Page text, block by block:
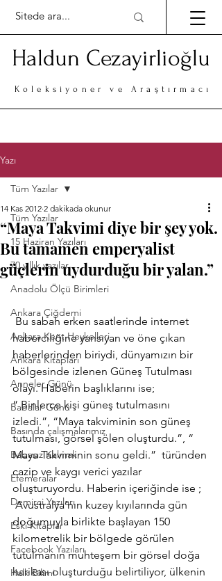
Haldun Cezayirlioğlu
Koleksiyoner ve Araştırmacı
Yazı
Tüm Yazılar
15 Haziran Yazıları
70 yıllık yazılar
Anadolu Ölçü Birimleri
Ankara Çiğdemi
Ankara Kent Heykelleri
Ankara Kitapları
Anneler Günü
Babalar Günü
Basında çalışmalarımız
Babasız Kalmak
Efemeralar
Demirci Yazıları
Eski Kitaplar
Facebook Yazıları
Halk Bilimi
Tüm Yazılar
“Maya Takvimi diye bir şey yok.
Bu tamamen emperyalist
güçlerin uydurduğu bir yalan.”
14 Kas 2012 2 dakikada okunur
haberciliğine yansıyan ve öne çıkan
haberlerinden biriydi, dünyamızın bir
bölgesinde izlenen Güneş Tutulması
olayı. Haberin başlıklarını ise;
“ Binlerce kişi güneş tutulmasını
izledi.”, “Maya takviminin son güneş
tutulması, görsel şölen oluşturdu.”, “
Maya Takviminin sonu geldi.”  türünden
cazip ve kaygı verici yazılar
oluşturuyordu. Haberin içeriğinde ise ;
Avustralya’nın kuzey kıyılarında gün
doğumuyla birlikte başlayan 150
kilometrelik bir bölgede görülen
tutulmanın muhteşem bir görsel doğa
harikası oluşturduğu belirtiliyor, ülkenin